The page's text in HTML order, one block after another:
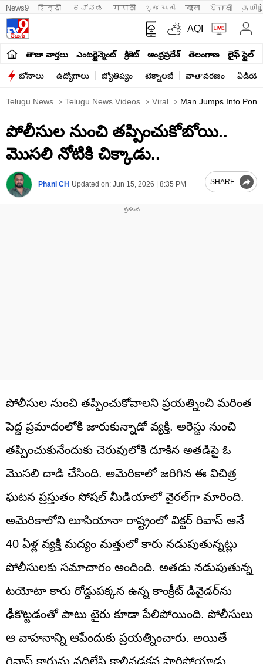
News9 हिन्दी ಕನ್ನಡ मराठी ગુજરાતી বাংলা ਪੰਜਾਬੀ
AQI
తాజా వార్తలు ఎంటర్టైన్మెంట్ క్రికెట్ ఆంధ్రప్రదేశ్ తెలంగాణ లైఫ్ స్టైల్
బోనాలు ఉద్యోగాలు జ్యోతిష్యం టెక్నాలజీ వాతావరణం
Telugu News Telugu News Videos Viral Man Jumps Into
పోలీసుల నుంచి తప్పించుకోబోయి..
మొసలి నోటికి చిక్కాడు..
Phani CH Updated on: Jun 15, 2026 | 8:35 PM SHARE
పోలీసుల నుంచి తప్పించుకోవాలని ప్రయత్నించి మరింత
పెద్ద ప్రమాదంలోకి జారుకున్నాడో వ్యక్తి. అరెస్టు నుంచి
తప్పించుకునేందుకు చెరువులోకి దూకిన అతడిపై ఓ
మొసలి దాడి చేసింది. అమెరికాలో జరిగిన ఈ విచిత్ర
ఘటన ప్రస్తుతం సోషల్‌ మీడియాలో వైరల్‌గా మారింది.
అమెరికాలోని లూసియానా రాష్ట్రంలో విక్టర్‌ రివాస్‌ అనే
40 ఏళ్ల వ్యక్తి మద్యం మత్తులో కారు నడుపుతున్నట్లు
పోలీసులకు సమాచారం అందింది. అతడు నడుపుతున్న
టయోటా కారు రోడ్డుపక్కన ఉన్న కాంక్రీట్‌ డివైడర్‌ను
ఢీకొట్టడంతో పాటు టైరు కూడా పేలిపోయింది. పోలీసులు
ఆ వాహనాన్ని ఆపేందుకు ప్రయత్నించారు. అయితే
రివాస్‌ కారును వదిలేసి కాలినడకన పారిపోయాడు.